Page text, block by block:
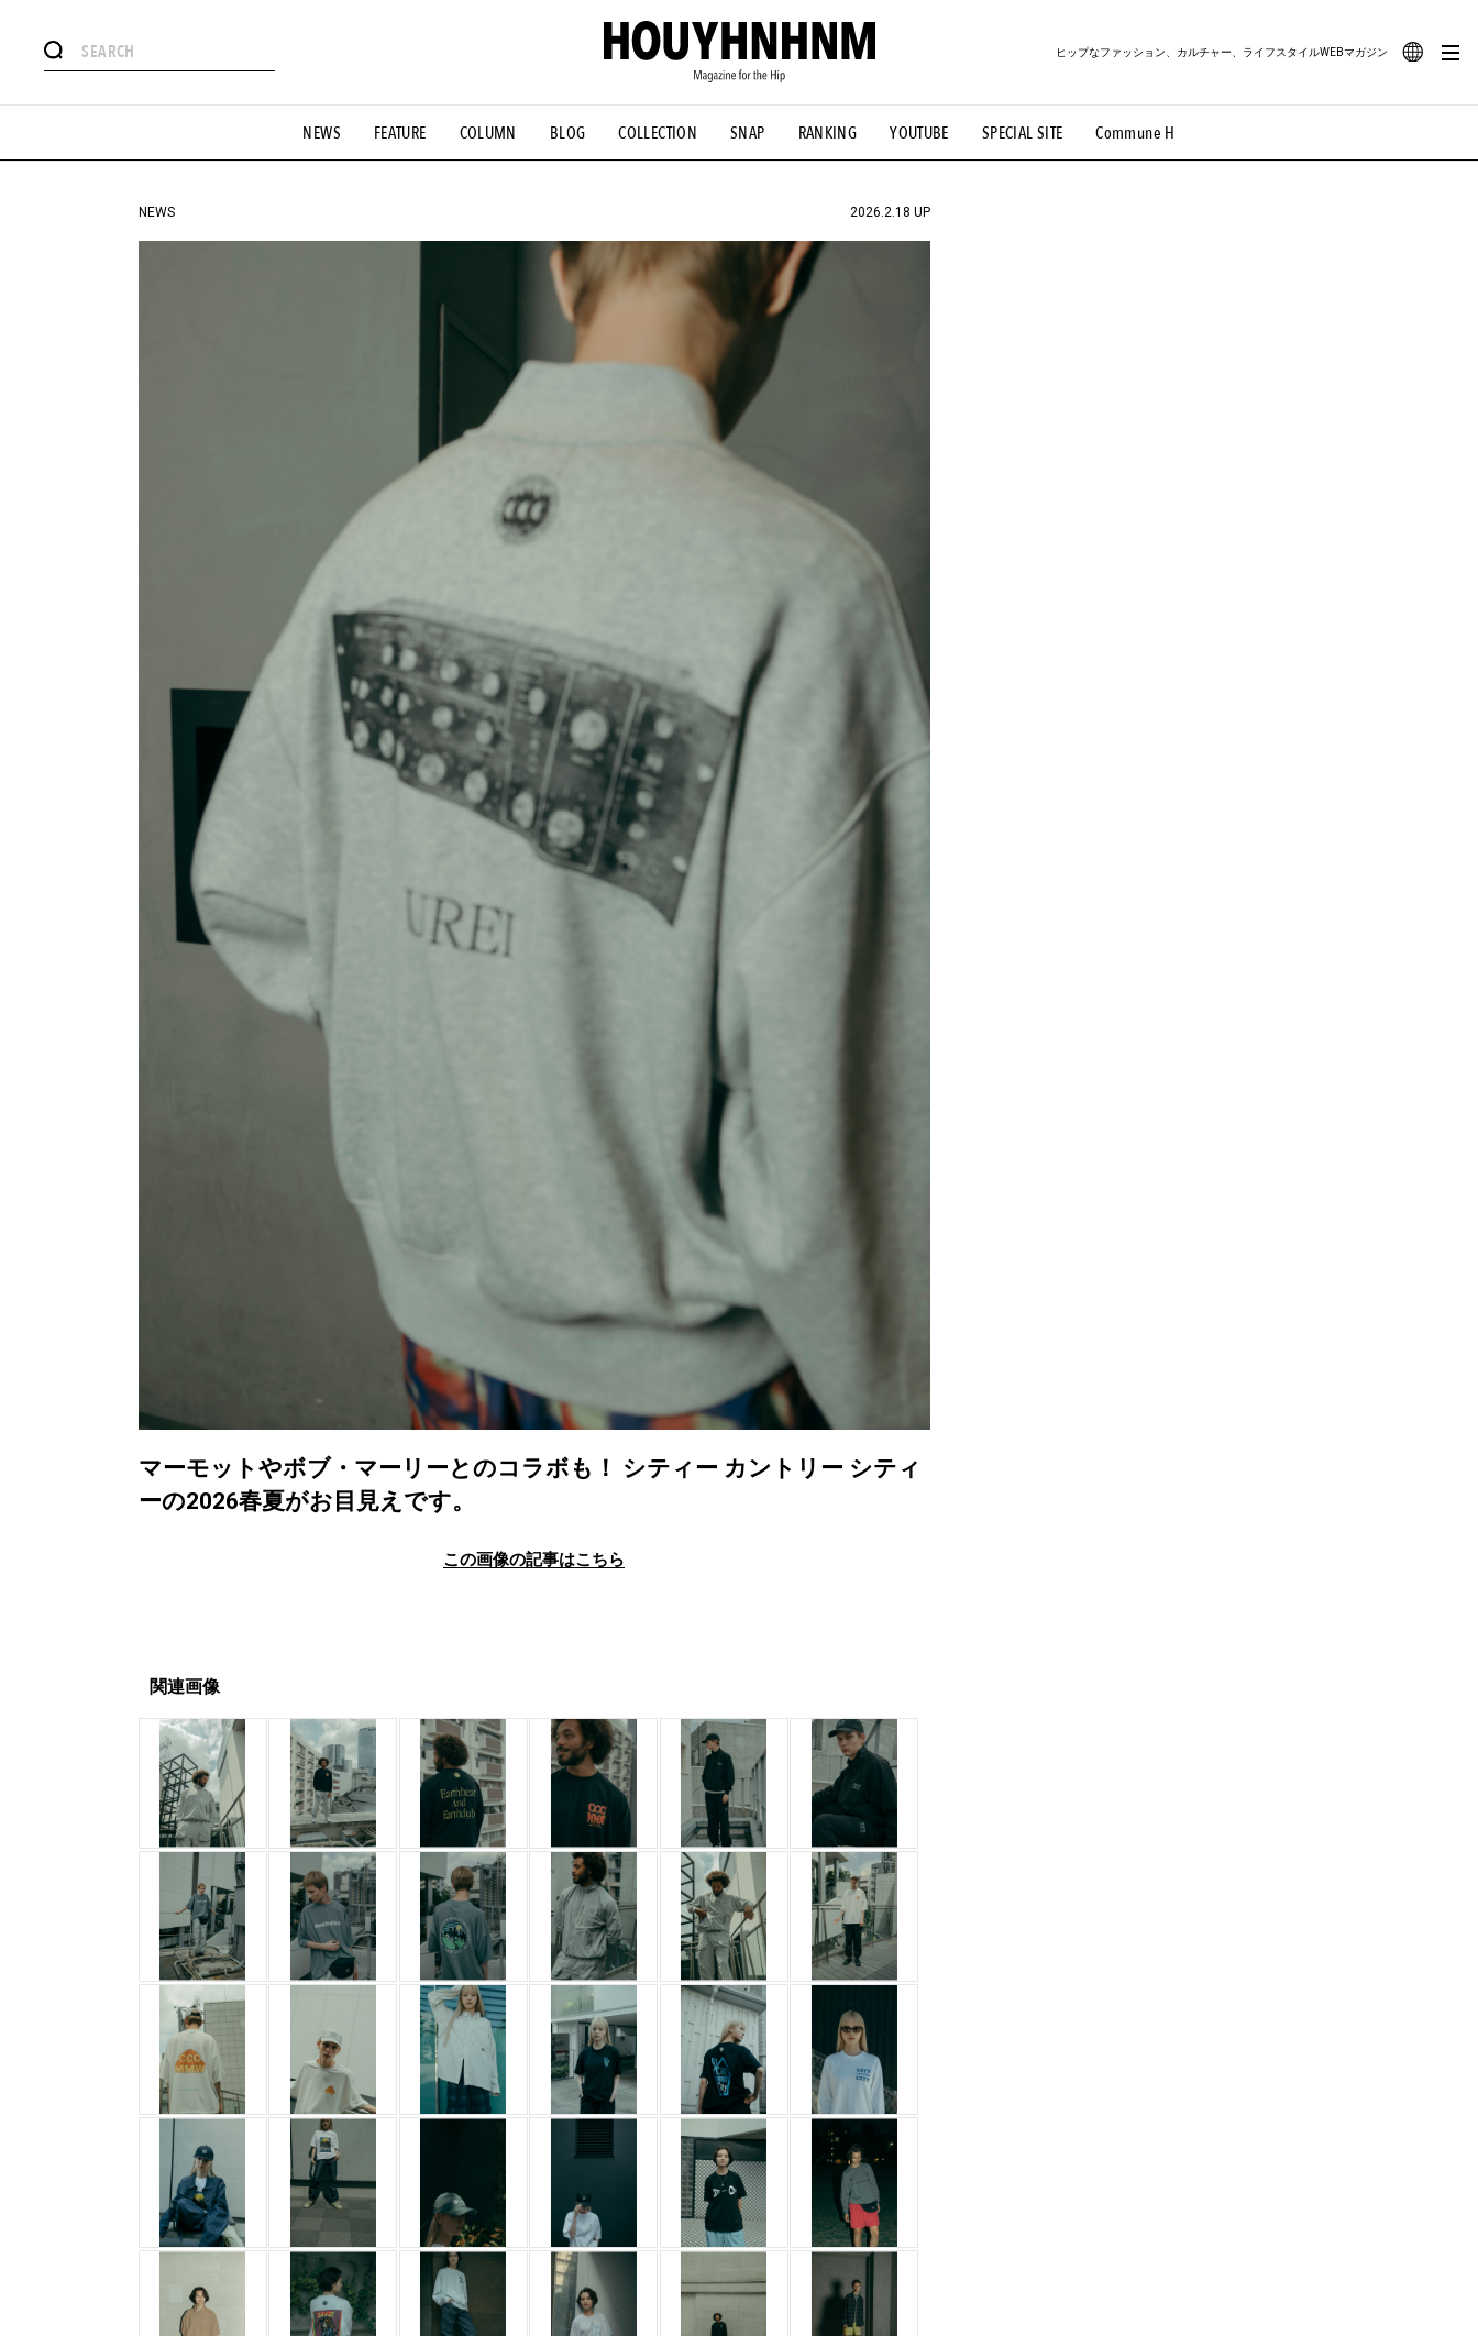
NEWS FEATURE COLUMN BLOG COLLECTION SNAP RANKING YOUTUBE SPECIAL SITE Commune H
ヒップなファッション、カルチャー、ライフスタイルWEBマガジン
#憧れの逸品 #ESSENTIAL DESIGNS #古着サミット #NEW VINTAGE #マイナーグッド図鑑 #路地裏てぃーん。 #MONTHLY JOURNAL
#GH 銘品の所以 #フイナムのYouTube #Commune H #FOCUS IT #AH.H #ととけん #FASHION #MUSIC #MOVIE #LIFESTYLE #SNEAKER #OUTDOOR
#HANDSOME HANDBOOK
NEWS 2026.2.18 UP
マーモットやボブ・マーリーとのコラボも！ シティー カントリー シティ
ーの2026春夏がお目見えです。
この画像の記事はこちら
関連画像